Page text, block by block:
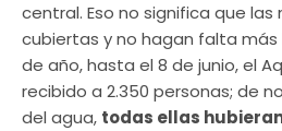
central. Eso no significa que
cubiertas y no hagan falta más
de año, hasta el 8 de junio, el
recibido a 2.350 personas; de
del agua, todas ellas